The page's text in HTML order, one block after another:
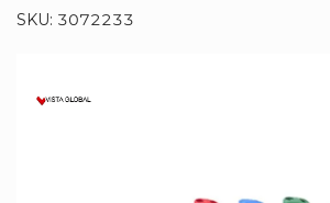
SKU: 3072233